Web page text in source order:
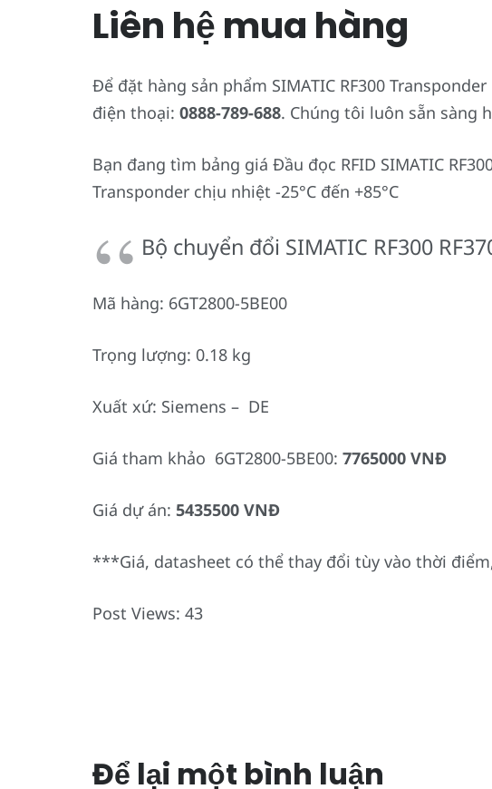
Liên hệ mua hàng
Để đặt hàng sản phẩm SIMATIC RF300
điện thoại: 0888-789-688. Chúng tôi luôn sẵn sàng
Bạn đang tìm bảng giá Đầu đọc RFID SIMATIC
Transponder chịu nhiệt -25°C đến +85°C
Bộ chuyển đổi SIMATIC RF300
Mã hàng: 6GT2800-5BE00
Trọng lượng: 0.18 kg
Xuất xứ: Siemens – DE
Giá tham khảo 6GT2800-5BE00: 7765000 VNĐ
Giá dự án: 5435500 VNĐ
***Giá, datasheet có thể thay đổi tùy vào thời
Post Views: 43
Để lại một bình luận